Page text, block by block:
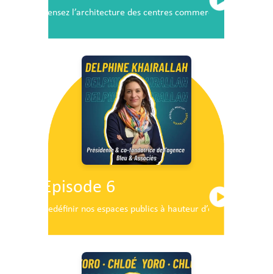
Pensez l’architecture des centres commerciaux de demain
Episode 6
Redéfinir nos espaces publics à hauteur d’enfants